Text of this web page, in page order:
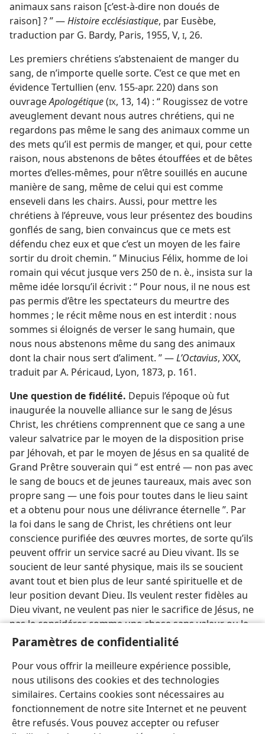
Paramètres de confidentialité
Pour vous offrir la meilleure expérience possible,
nous utilisons des cookies et des technologies
similaires. Certains cookies sont nécessaires au
fonctionnement de notre site Internet et ne peuvent
être refusés. Vous pouvez accepter ou refuser
animaux sans raison [c’est-à-dire non doués de
raison] ? ” —Histoire ecclésiastique, par Eusèbe,
traduction par G. Bardy, Paris, 1955, V, I, 26.
Les premiers chrétiens s’abstenaient de manger du
sang, de n’importe quelle sorte. C’est ce que met en
évidence Tertullien (env. 155-apr. 220) dans son
ouvrageApologétique(IX, 13, 14) : “ Rougissez de votre
aveuglement devant nous autres chrétiens, qui ne
regardons pas même le sang des animaux comme un
des mets qu’il est permis de manger, et qui, pour cette
raison, nous abstenons de bêtes étouffées et de bêtes
mortes d’elles-mêmes, pour n’être souillés en aucune
manière de sang, même de celui qui est comme
enseveli dans les chairs. Aussi, pour mettre les
chrétiens à l’épreuve, vous leur présentez des boudins
gonflés de sang, bien convaincus que ce mets est
défendu chez eux et que c’est un moyen de les faire
sortir du droit chemin. ” Minucius Félix, homme de loi
romain qui vécut jusque vers 250 de n. è., insista sur la
même idée lorsqu’il écrivit : “ Pour nous, il ne nous est
pas permis d’être les spectateurs du meurtre des
hommes ; le récit même nous en est interdit : nous
sommes si éloignés de verser le sang humain, que
nous nous abstenons même du sang des animaux
dont la chair nous sert d’aliment. ” —L’Octavius, XXX,
traduit par A. Péricaud, Lyon, 1873, p. 161.
Une question de fidélité. Depuis l’époque où fut
inaugurée la nouvelle alliance sur le sang de Jésus
Christ, les chrétiens comprennent que ce sang a une
valeur salvatrice par le moyen de la disposition prise
par Jéhovah, et par le moyen de Jésus en sa qualité de
Grand Prêtre souverain qui “ est entré — non pas avec
le sang de boucs et de jeunes taureaux, mais avec son
propre sang — une fois pour toutes dans le lieu saint
et a obtenu pour nous une délivrance éternelle ”. Par
la foi dans le sang de Christ, les chrétiens ont leur
conscience purifiée des œuvres mortes, de sorte qu’ils
peuvent offrir un service sacré au Dieu vivant. Ils se
soucient de leur santé physique, mais ils se soucient
avant tout et bien plus de leur santé spirituelle et de
leur position devant Dieu. Ils veulent rester fidèles au
Dieu vivant, ne veulent pas nier le sacrifice de Jésus, ne
pas le considérer comme une chose sans valeur ou le
piétiner. En effet, ce qu’ils poursuivent, ce n’est pas la
14, 15 ;10:28, 29.